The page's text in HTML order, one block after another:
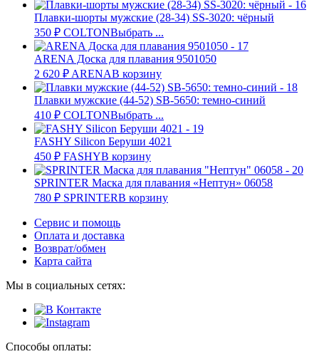
Плавки-шорты мужские (28-34) SS-3020: чёрный
350 ₽ COLTONВыбрать ...
ARENA Доска для плавания 9501050
2 620 ₽ ARENAВ корзину
Плавки мужские (44-52) SB-5650: темно-синий
410 ₽ COLTONВыбрать ...
FASHY Silicon Беруши 4021
450 ₽ FASHYВ корзину
SPRINTER Маска для плавания «Нептун» 06058
780 ₽ SPRINTERВ корзину
Сервис и помощь
Оплата и доставка
Возврат/обмен
Карта сайта
Мы в социальных сетях:
Способы оплаты: